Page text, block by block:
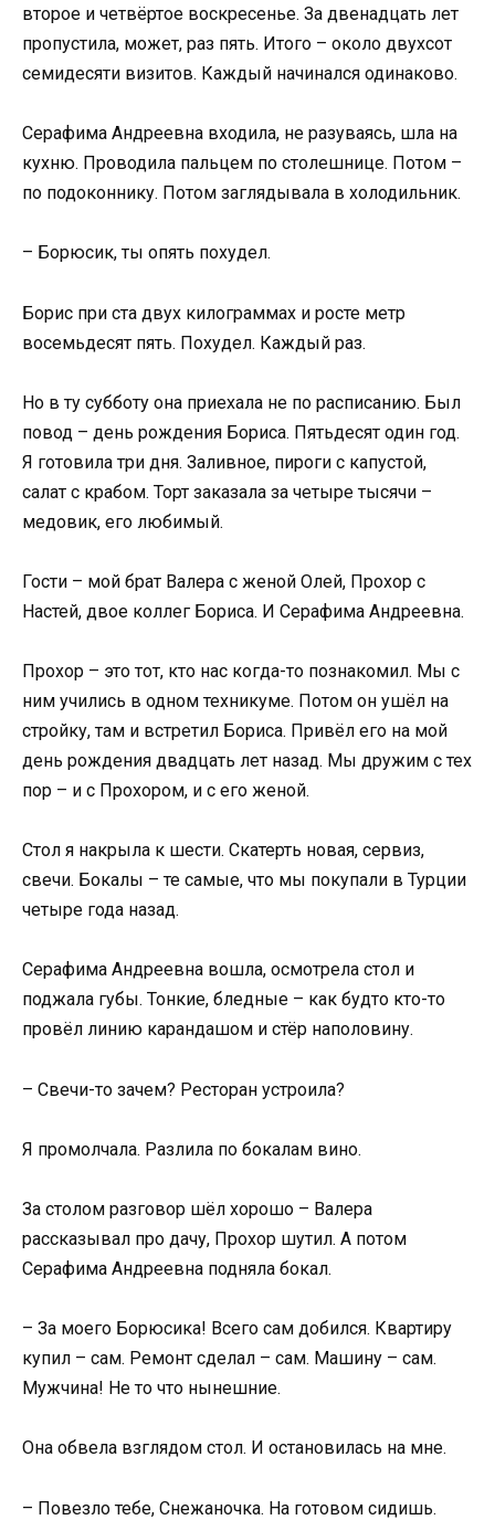
второе и четвёртое воскресенье. За двенадцать лет
пропустила, может, раз пять. Итого – около двухсот
семидесяти визитов. Каждый начинался одинаково.
Серафима Андреевна входила, не разуваясь, шла на
кухню. Проводила пальцем по столешнице. Потом –
по подоконнику. Потом заглядывала в холодильник.
– Борюсик, ты опять похудел.
Борис при ста двух килограммах и росте метр
восемьдесят пять. Похудел. Каждый раз.
Но в ту субботу она приехала не по расписанию. Был
повод – день рождения Бориса. Пятьдесят один год.
Я готовила три дня. Заливное, пироги с капустой,
салат с крабом. Торт заказала за четыре тысячи –
медовик, его любимый.
Гости – мой брат Валера с женой Олей, Прохор с
Настей, двое коллег Бориса. И Серафима Андреевна.
Прохор – это тот, кто нас когда-то познакомил. Мы с
ним учились в одном техникуме. Потом он ушёл на
стройку, там и встретил Бориса. Привёл его на мой
день рождения двадцать лет назад. Мы дружим с тех
пор – и с Прохором, и с его женой.
Стол я накрыла к шести. Скатерть новая, сервиз,
свечи. Бокалы – те самые, что мы покупали в Турции
четыре года назад.
Серафима Андреевна вошла, осмотрела стол и
поджала губы. Тонкие, бледные – как будто кто-то
провёл линию карандашом и стёр наполовину.
– Свечи-то зачем? Ресторан устроила?
Я промолчала. Разлила по бокалам вино.
За столом разговор шёл хорошо – Валера
рассказывал про дачу, Прохор шутил. А потом
Серафима Андреевна подняла бокал.
– За моего Борюсика! Всего сам добился. Квартиру
купил – сам. Ремонт сделал – сам. Машину – сам.
Мужчина! Не то что нынешние.
Она обвела взглядом стол. И остановилась на мне.
– Повезло тебе, Снежаночка. На готовом сидишь.